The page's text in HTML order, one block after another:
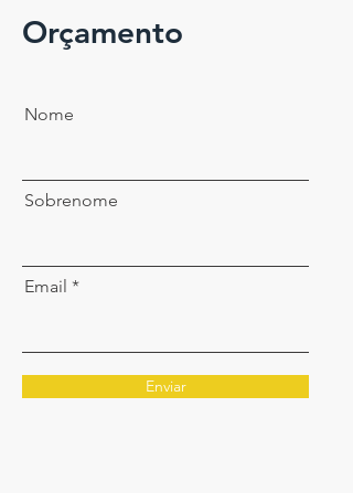
Orçamento
Nome
Sobrenome
Email
Enviar